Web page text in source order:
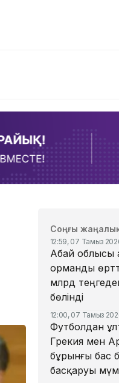
Соңғы
12:59, 07 Тамыз
Абай облысы
орманды
млрд
бөлінді
12:00, 07 Тамыз
Футболдан
Грекия мен
бұрынғы бас
басқаруы